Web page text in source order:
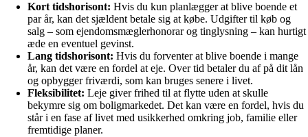
Kort tidshorisont: Hvis du kun planlægger at blive boende et
par år, kan det sjældent betale sig at købe. Udgifter til køb og
salg – som ejendomsmæglerhonorar og tinglysning – kan hurtigt
æde en eventuel gevinst.
Lang tidshorisont: Hvis du forventer at blive boende i mange
år, kan det være en fordel at eje. Over tid betaler du af på dit lån
og opbygger friværdi, som kan bruges senere i livet.
Fleksibilitet: Leje giver frihed til at flytte uden at skulle
bekymre sig om boligmarkedet. Det kan være en fordel, hvis du
står i en fase af livet med usikkerhed omkring job, familie eller
fremtidige planer.